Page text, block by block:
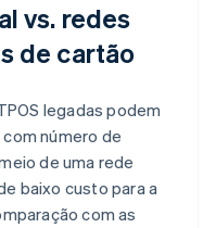
vs. redes
de cartão
legadas podem
número de
de uma rede
baixo custo para a
com as